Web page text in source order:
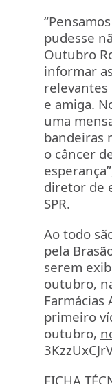
pudesse
Outubro
informar
relevantes
e amiga.
uma
bandeiras
o câncer
diretor de
SPR.
Ao todo
pela
serem
outubro,
Farmácias
primeiro
outubro,
FICHA